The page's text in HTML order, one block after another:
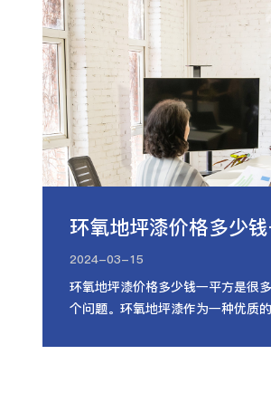
环氧地坪漆价格多少
2024-03-15
环氧地坪漆价格多少钱一平方是很
个问题。环氧地坪漆作为一种优质